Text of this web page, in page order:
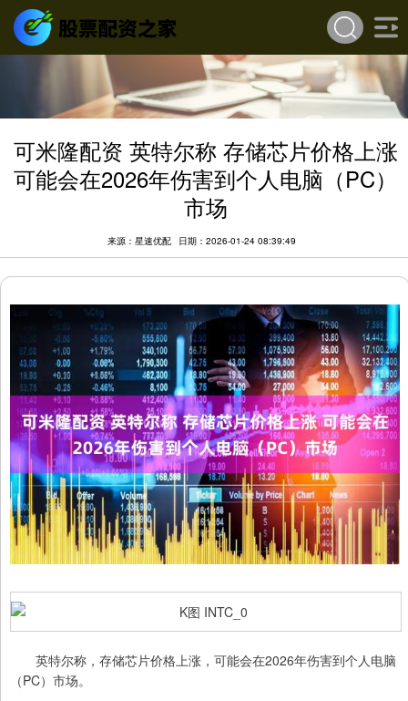
可米隆配资 英特尔称 存储芯片价格上涨
可能会在2026年伤害到个人电脑（PC）
市场
来源：星速优配 日期：2026-01-24 08:39:49
英特尔称，存储芯片价格上涨，可能会在2026年伤害到个人电脑
（PC）市场。